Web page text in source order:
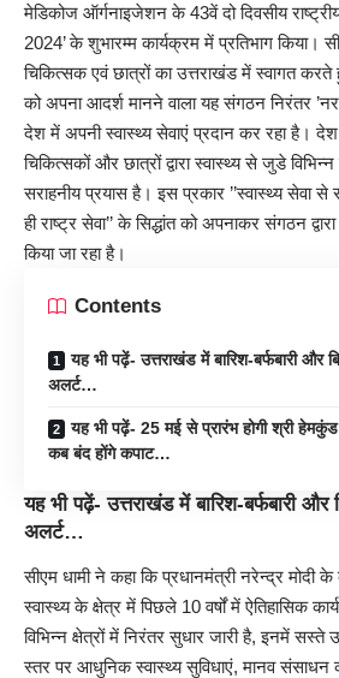
मेडिकोज ऑर्गनाइजेशन के 43वें दो दिवसीय
2024’ के शुभारम्म कार्यक्रम में प्रतिभाग किया।
चिकित्सक एवं छात्रों का उत्तराखंड में स्वागत करते
को अपना आदर्श मानने वाला यह संगठन निरंतर
देश में अपनी स्वास्थ्य सेवाएं प्रदान कर रहा है।
चिकित्सकों और छात्रों द्वारा स्वास्थ्य से जुडे
सराहनीय प्रयास है। इस प्रकार ’’स्वास्थ्य सेवा से
ही राष्ट्र सेवा’’ के सिद्धांत को अपनाकर संगठन
किया जा रहा है।
Contents
यह भी पढ़ें- उत्तराखंड में बारिश-बर्फबारी और
अलर्ट…
यह भी पढ़ें- 25 मई से प्रारंभ होगी श्री हेमकुंड
कब बंद होंगे कपाट…
यह भी पढ़ें-उत्तराखंड में बारिश-बर्फबारी
अलर्ट…
सीएम धामी ने कहा कि प्रधानमंत्री नरेन्द्र
स्वास्थ्य के क्षेत्र में पिछले 10 वर्षों में ऐतिहासिक
विभिन्न क्षेत्रों में निरंतर सुधार जारी है, इनमें सस्ते
स्तर पर आधुनिक स्वास्थ्य सुविधाएं, मानव संसाधन